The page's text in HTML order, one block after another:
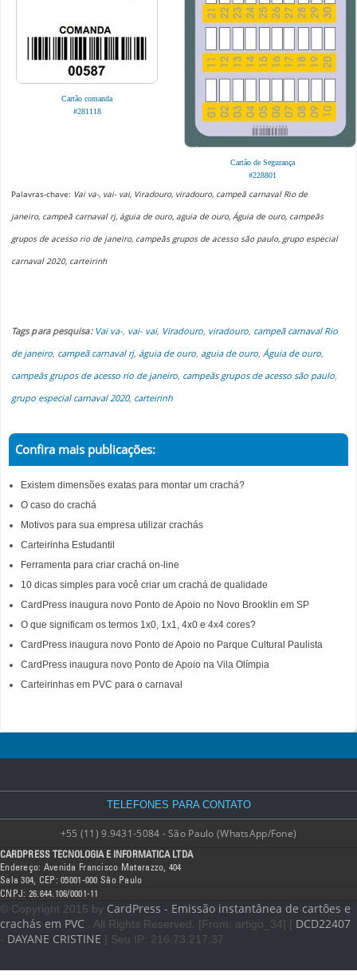
Cartão comanda
#281118
Cartão de Segurança
#228801
Palavras-chave: Vai va-, vai- vai, Viradouro, viradouro, campeã carnaval Rio de
janeiro, campeã carnaval rj, águia de ouro, aguia de ouro, Águia de ouro, campeãs
grupos de acesso rio de janeiro, campeãs grupos de acesso são paulo, grupo especial
carnaval 2020, carteirinh
Tags para pesquisa: Vai va-, vai- vai, Viradouro, viradouro, campeã carnaval Rio
de janeiro, campeã carnaval rj, águia de ouro, aguia de ouro, Águia de ouro,
campeãs grupos de acesso rio de janeiro, campeãs grupos de acesso são paulo,
grupo especial carnaval 2020, carteirinh
Confira mais publicações:
Existem dimensões exatas para montar um crachá?
O caso do crachá
Motivos para sua empresa utilizar crachás
Carteirinha Estudantil
Ferramenta para criar crachá on-line
10 dicas simples para você criar um crachá de qualidade
CardPress inaugura novo Ponto de Apoio no Novo Brooklin em SP
O que significam os termos 1x0, 1x1, 4x0 e 4x4 cores?
CardPress inaugura novo Ponto de Apoio no Parque Cultural Paulista
CardPress inaugura novo Ponto de Apoio na Vila Olímpia
Carteirinhas em PVC para o carnaval
TELEFONES PARA CONTATO
+55 (11) 9.9431-5084 - São Paulo (WhatsApp/Fone)
CARDPRESS TECNOLOGIA E INFORMATICA LTDA
Endereço: Avenida Francisco Matarazzo, 404
Sala 304, CEP: 05001-000 São Paulo
CNPJ: 26.644.106/0001-11
© Copyright 2015 by CardPress - Emissão instantânea de cartões e
crachás em PVC . All Rights Reserved. [From: artigo_34] [ DCD22407
- DAYANE CRISTINE ] Seu IP: 216.73.217.37